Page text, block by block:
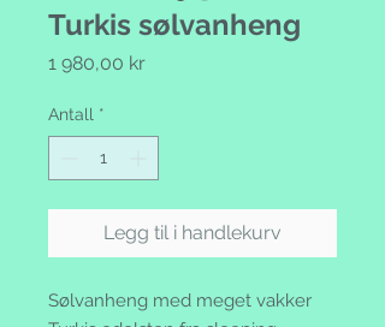
Turkis sølvanheng
1 980,00 krPris
Antall *
Legg til i handlekurv
Sølvanheng med meget vakker